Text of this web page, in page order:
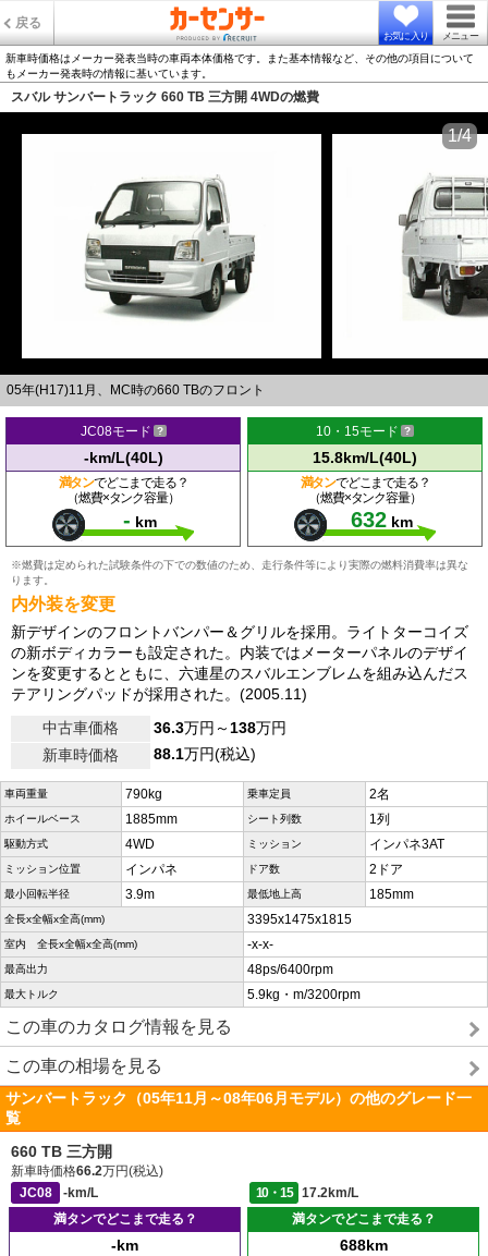
戻る
お気に入り メニュー
新車時価格はメーカー発表当時の車両本体価格です。また基本情報など、その他の項目について
もメーカー発表時の情報に基いています。
スバル サンバートラック 660 TB 三方開 4WDの燃費
05年(H17)11月、MC時の660 TBのフロント
1/4
JC08モード
-km/L(40L)
満タンでどこまで走る？
（燃費×タンク容量）
- km
10・15モード
15.8km/L(40L)
満タンでどこまで走る？
（燃費×タンク容量）
632 km
※燃費は定められた試験条件の下での数値のため、走行条件等により実際の燃料消費率は異な
ります。
内外装を変更
新デザインのフロントバンパー＆グリルを採用。ライトターコイズ
の新ボディカラーも設定された。内装ではメーターパネルのデザイ
ンを変更するとともに、六連星のスバルエンブレムを組み込んだス
テアリングパッドが採用された。(2005.11)
中古車価格
36.3万円～138万円
新車時価格
88.1万円(税込)
車両重量 790kg 乗車定員 2名
ホイールベース 1885mm シート列数 1列
駆動方式 4WD ミッション インパネ3AT
ミッション位置 インパネ ドア数 2ドア
最小回転半径 3.9m 最低地上高 185mm
全長x全幅x全高(mm) 3395x1475x1815
室内 全長x全幅x全高(mm) -x-x-
最高出力 48ps/6400rpm
最大トルク 5.9kg・m/3200rpm
この車のカタログ情報を見る
この車の相場を見る
サンバートラック（05年11月～08年06月モデル）の他のグレード一
覧
660 TB 三方開
新車時価格66.2万円(税込)
JC08
-km/L 10・15
17.2km/L
満タンでどこまで走る？
-km
満タンでどこまで走る？
688km